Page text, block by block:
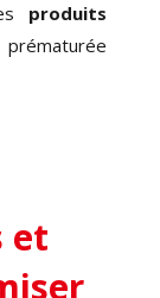
produits
et